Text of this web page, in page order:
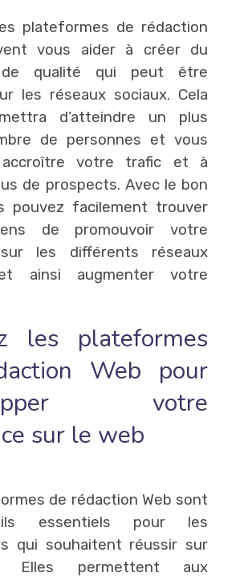
plateformes de rédaction
vous aider à créer du
de qualité qui peut être
les réseaux sociaux. Cela
d’atteindre un plus
de personnes et vous
votre trafic et à
de prospects. Avec le bon
pouvez facilement trouver
de promouvoir votre
les différents réseaux
ainsi augmenter votre
les plateformes
Web pour
votre
sur le web
de rédaction Web sont
essentiels pour les
qui souhaitent réussir sur
Elles permettent aux